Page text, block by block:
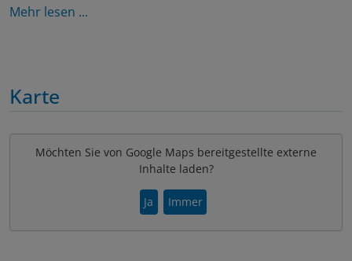
Mehr lesen ...
Karte
Möchten Sie von Google Maps bereitgestellte externe
Inhalte laden?
Ja Immer